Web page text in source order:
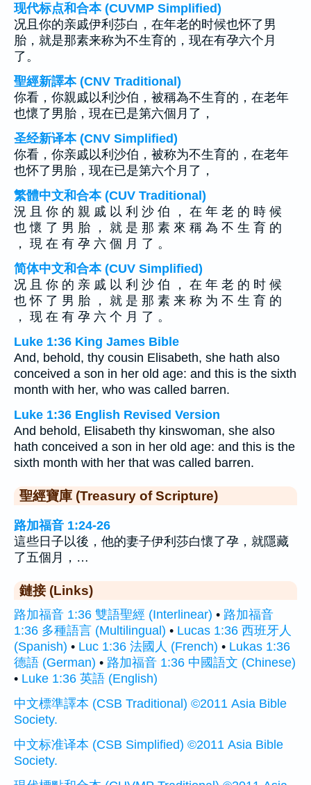
现代标点和合本 (CUVMP Simplified)
况且你的亲戚伊利莎白，在年老的时候也怀了男
胎，就是那素来称为不生育的，现在有孕六个月
了。
聖經新譯本 (CNV Traditional)
你看，你親戚以利沙伯，被稱為不生育的，在老年
也懷了男胎，現在已是第六個月了，
圣经新译本 (CNV Simplified)
你看，你亲戚以利沙伯，被称为不生育的，在老年
也怀了男胎，现在已是第六个月了，
繁體中文和合本 (CUV Traditional)
況 且 你 的 親 戚 以 利 沙 伯 ， 在 年 老 的 時 候
也 懷 了 男 胎 ， 就 是 那 素 來 稱 為 不 生 育 的
， 現 在 有 孕 六 個 月 了 。
简体中文和合本 (CUV Simplified)
况 且 你 的 亲 戚 以 利 沙 伯 ， 在 年 老 的 时 候
也 怀 了 男 胎 ， 就 是 那 素 来 称 为 不 生 育 的
， 现 在 有 孕 六 个 月 了 。
Luke 1:36 King James Bible
And, behold, thy cousin Elisabeth, she hath also
conceived a son in her old age: and this is the sixth
month with her, who was called barren.
Luke 1:36 English Revised Version
And behold, Elisabeth thy kinswoman, she also
hath conceived a son in her old age: and this is the
sixth month with her that was called barren.
聖經寶庫 (Treasury of Scripture)
路加福音 1:24-26
這些日子以後，他的妻子伊利莎白懷了孕，就隱藏
了五個月，…
鏈接 (Links)
路加福音 1:36 雙語聖經 (Interlinear) • 路加福音
1:36 多種語言 (Multilingual) • Lucas 1:36 西班牙人
(Spanish) • Luc 1:36 法國人 (French) • Lukas 1:36
德語 (German) • 路加福音 1:36 中國語文 (Chinese)
• Luke 1:36 英語 (English)
中文標準譯本 (CSB Traditional) ©2011 Asia Bible
Society.
中文标准译本 (CSB Simplified) ©2011 Asia Bible
Society.